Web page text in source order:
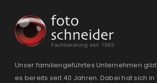
Unser familiengeführtes Unternehmen gibt
es bereits seit 40 Jahren. Dabei hat sich in